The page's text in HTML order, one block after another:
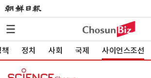
정치 사회 국제 사이언스조선